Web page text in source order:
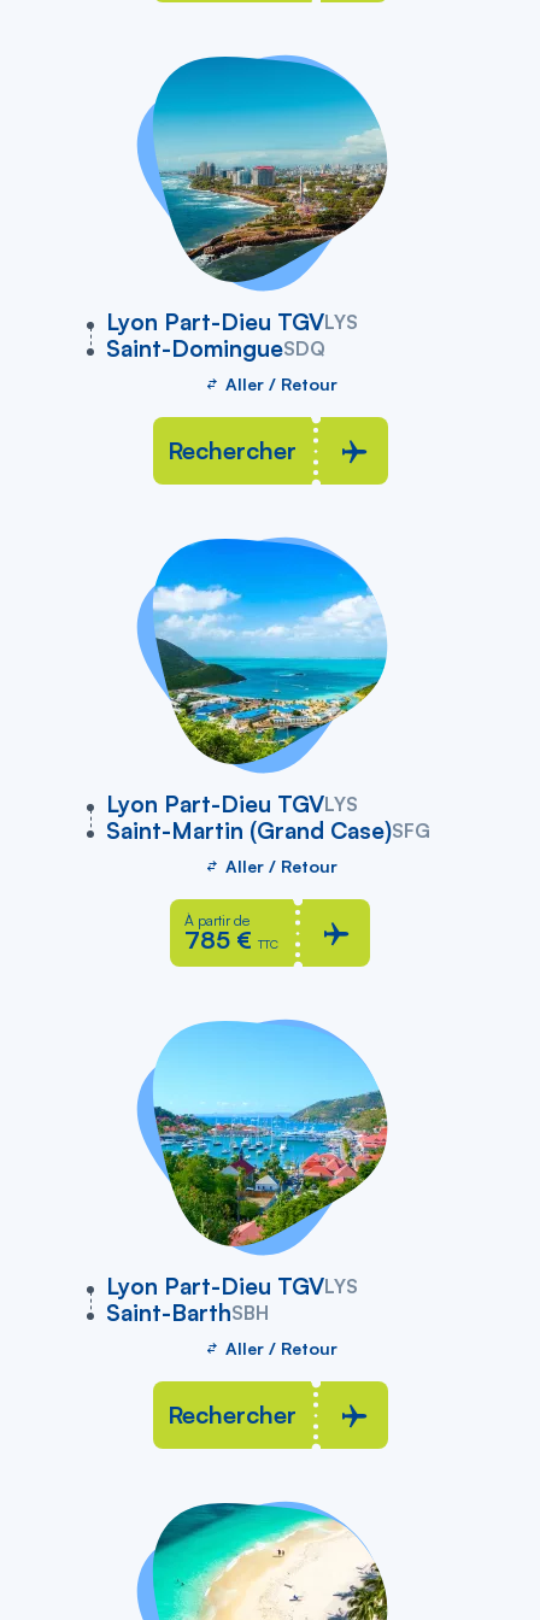
Lyon Part-Dieu TGVLYS
vers
Saint-DomingueSDQ
Aller / Retour
Rechercher
Lyon Part-Dieu TGVLYS
vers
Saint-Martin (Grand Case)SFG
Aller / Retour
À partir de
785 € TTC
Lyon Part-Dieu TGVLYS
vers
Saint-BarthSBH
Aller / Retour
Rechercher